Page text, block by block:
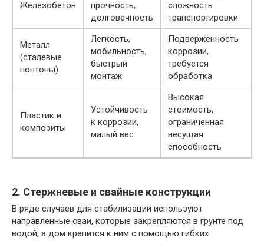
Железобетон
прочность,
долговечность
сложность
транспортировки
Металл
(сталевые
понтоны)
Легкость,
мобильность,
быстрый
монтаж
Подверженность
коррозии,
требуется
обработка
Пластик и
композиты
Устойчивость
к коррозии,
малый вес
Высокая
стоимость,
ограниченная
несущая
способность
2. Стержневые и свайные конструкции
В ряде случаев для стабилизации используют
направленные сваи, которые закрепляются в грунте под
водой, а дом крепится к ним с помощью гибких